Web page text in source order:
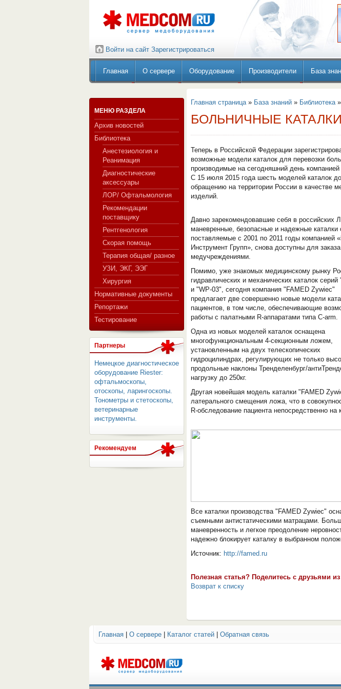
СЕРВЕР МЕДИЦИНСКОГО
Войти на сайт Зарегистрироваться
Главная О сервере Оборудование Производители База
МЕНЮ РАЗДЕЛА
Архив новостей
Библиотека
Анестезиология и
Реанимация
Диагностические
аксессуары
ЛОР/ Офтальмология
Рекомендации
поставщику
Рентгенология
Скорая помощь
Терапия общая/ разное
УЗИ, ЭКГ, ЭЭГ
Хирургия
Нормативные документы
Репортажи
Тестирование
Партнеры
Немецкое диагностическое
оборудование Riester:
офтальмоскопы,
отоскопы, ларингоскопы.
Тонометры и стетоскопы,
ветеринарные
инструменты.
Рекомендуем
Главная страница» База знаний » Библиотека»
БОЛЬНИЧНЫЕ КАТАЛКИ
Теперь в Российской Федерации
возможные модели каталок для перевозки
производимые на сегодняшний день
С 15 июля 2015 года шесть моделей каталок
обращению на территории России в качестве
изделий.
Давно зарекомендовавшие себя в российских
маневренные, безопасные и надежные каталки
поставляемые с 2001 по 2011 годы
Инструмент Групп», снова доступны для
медучреждениями.
Помимо, уже знакомых медицинскому рынку
гидравлических и механических каталок серий
и "WP-03", сегодня компания "FAMED Zywiec"
предлагает две совершенно новые модели
пациентов, в том числе, обеспечивающие
работы с палатными R-аппаратами типа C-arm.
Одна из новых моделей каталок оснащена
многофункциональным 4-секционным ложем,
установленным на двух телескопических
гидроцилиндрах, регулирующих не только
продольные наклоны Тренделенбург/
нагрузку до 250кг.
Другая новейшая модель каталки "FAMED
латерального смещения ложа, что в
R-обследование пациента непосредственно на
Все каталки производства "FAMED Zywiec"
съемными антистатическими матрацами.
маневренность и легкое преодоление
надежно блокирует каталку в выбранном
Источник: http://famed.ru
Полезная статья? Поделитесь с друзьями из
Возврат к списку
Главная О сервере Каталог статей Обратная связь